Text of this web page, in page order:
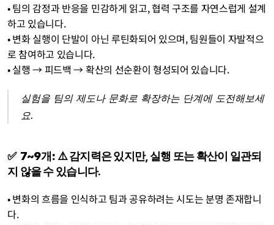
• 팀의 감정과 반응을 민감하게 읽고, 협력 구조를 자연스럽게 설계
하고 있습니다.
• 변화 실행이 단발이 아닌 루틴화되어 있으며, 팀원들이 자발적으
로 참여하고 있습니다.
• 실행 → 피드백 → 확산의 선순환이 형성되어 있습니다.
실험을 팀의 제도나 문화로 확장하는 단계에 도전해보세
요.
✅  7~9개: ⚠️ 감지력은 있지만, 실행 또는 확산이 일관되
지 않을 수 있습니다.
• 변화의 흐름을 인식하고 팀과 공유하려는 시도는 분명 존재합니
다.